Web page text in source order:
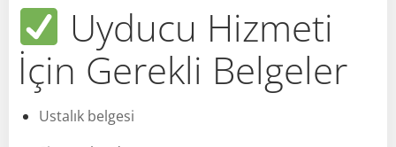
Uyducu Hizmeti
İçin Gerekli Belgeler
Ustalık belgesi